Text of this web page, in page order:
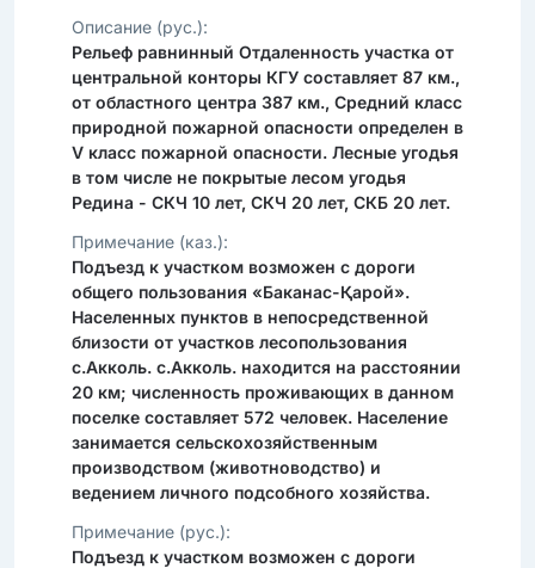
Описание (рус.):
Рельеф равнинный Отдаленность участка от
центральной конторы КГУ составляет 87 км.,
от областного центра 387 км., Средний класс
природной пожарной опасности определен в
V класс пожарной опасности. Лесные угодья
в том числе не покрытые лесом угодья
Редина - СКЧ 10 лет, СКЧ 20 лет, СКБ 20 лет.
Примечание (каз.):
Подъезд к участком возможен с дороги
общего пользования «Баканас-Қарой».
Населенных пунктов в непосредственной
близости от участков лесопользования
с.Акколь. с.Акколь. находится на расстоянии
20 км; численность проживающих в данном
поселке составляет 572 человек. Население
занимается сельскохозяйственным
производством (животноводство) и
ведением личного подсобного хозяйства.
Примечание (рус.):
Подъезд к участком возможен с дороги